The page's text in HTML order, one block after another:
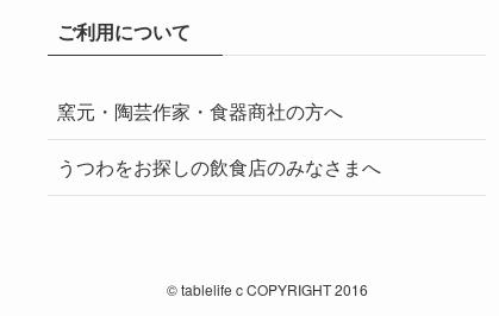
ご利用について
窯元・陶芸作家・食器商社の方へ
うつわをお探しの飲食店のみなさまへ
©tablelife c COPYRIGHT 2016